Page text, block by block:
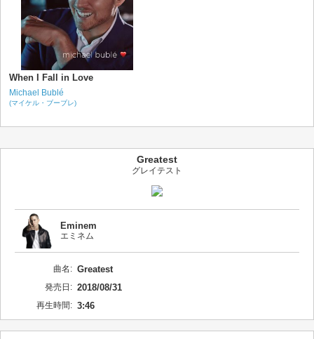
When I Fall in Love
Michael Bublé
(マイケル・ブーブレ)
Greatest
グレイテスト
Eminem
エミネム
曲名: Greatest
発売日: 2018/08/31
再生時間: 3:46